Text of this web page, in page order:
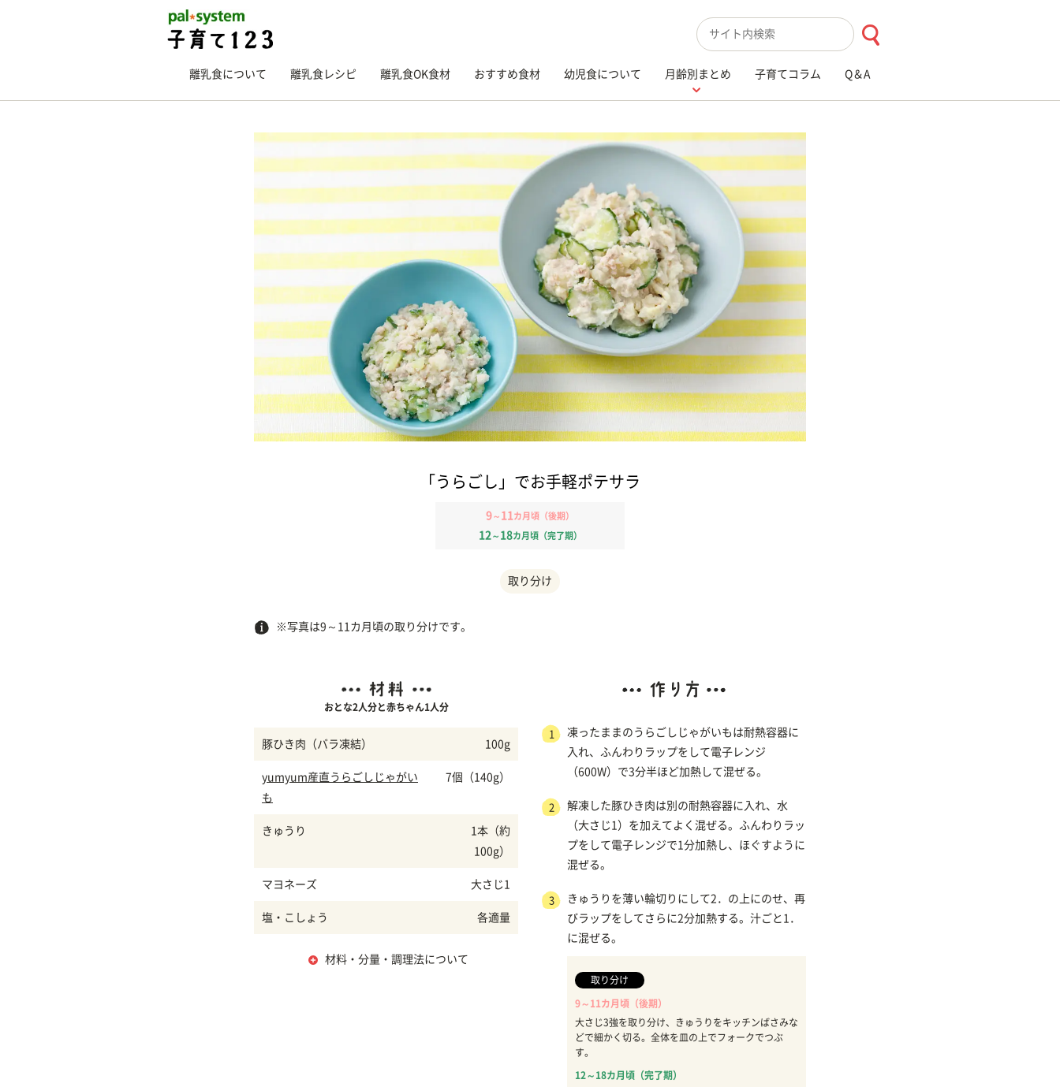
検索キーワード入力
離乳食について 離乳食レシピ 離乳食OK食材 おすすめ食材 幼児食について 月齢別まとめ 子育てコラム Q＆A
「うらごし」でお手軽ポテサラ
9～ 11 カ月頃（後期）
12 ～ 18カ月頃（完了期）
取り分け
※写真は9～11カ月頃の取り分けです。
おとな2人分と赤ちゃん1人分
豚ひき肉（バラ凍結） 100g
yumyum産直うらごしじゃがい
も
7個（140g）
きゅうり
1本（約
100g）
マヨネーズ 大さじ1
塩・こしょう 各適量
材料・分量・調理法について
1
凍ったままのうらごしじゃがいもは耐熱容器に
入れ、ふんわりラップをして電子レンジ
（600W）で3分半ほど加熱して混ぜる。
2
解凍した豚ひき肉は別の耐熱容器に入れ、水
（大さじ1）を加えてよく混ぜる。ふんわりラッ
プをして電子レンジで1分加熱し、ほぐすように
混ぜる。
3
きゅうりを薄い輪切りにして2．の上にのせ、再
びラップをしてさらに2分加熱する。汁ごと1．
に混ぜる。
取り分け
9～11カ月頃（後期）
大さじ3強を取り分け、きゅうりをキッチンばさみな
どで細かく切る。全体を皿の上でフォークでつぶ
す。
12～18カ月頃（完了期）